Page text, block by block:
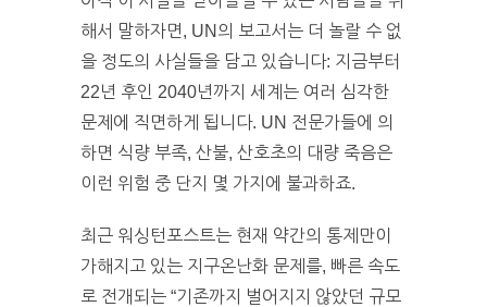
해서 말하자면, UN의 보고서는 더 놀랄 수 없
을 정도의 사실들을 담고 있습니다: 지금부터
22년 후인 2040년까지 세계는 여러 심각한
문제에 직면하게 됩니다. UN 전문가들에 의
하면 식량 부족, 산불, 산호초의 대량 죽음은
이런 위험 중 단지 몇 가지에 불과하죠.
최근 워싱턴포스트는 현재 약간의 통제만이
가해지고 있는 지구온난화 문제를, 빠른 속도
로 전개되는 “기존까지 벌어지지 않았던 규모